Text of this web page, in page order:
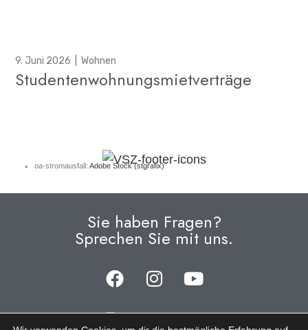
9. Juni 2026 Wohnen
Studentenwohnungsmietverträge
oa-stromausfall: Adobe Stock (stgrafix)
Sie haben Fragen?
Sprechen Sie mit uns.